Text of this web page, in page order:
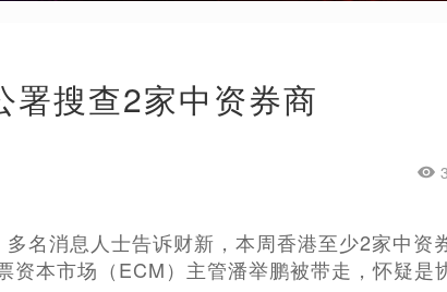
署搜查2家中资券商
名消息人士告诉财新，本周香港至少2家中资
本市场（ECM）主管潘举鹏被带走，怀疑是